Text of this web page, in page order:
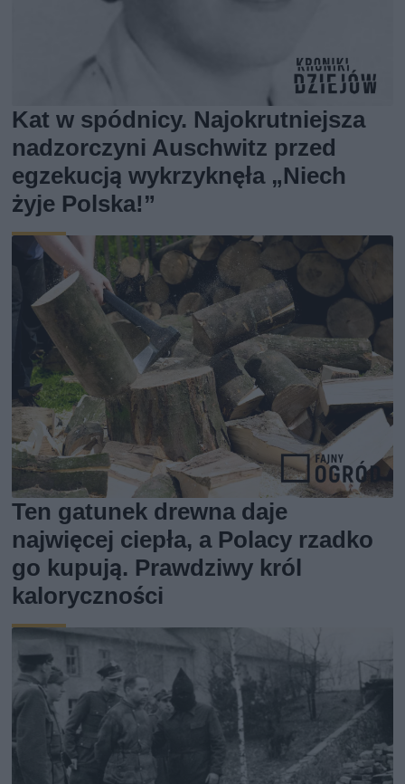
Kat w spódnicy. Najokrutniejsza
nadzorczyni Auschwitz przed
egzekucją wykrzyknęła „Niech
żyje Polska!”
Ten gatunek drewna daje
najwięcej ciepła, a Polacy rzadko
go kupują. Prawdziwy król
kaloryczności